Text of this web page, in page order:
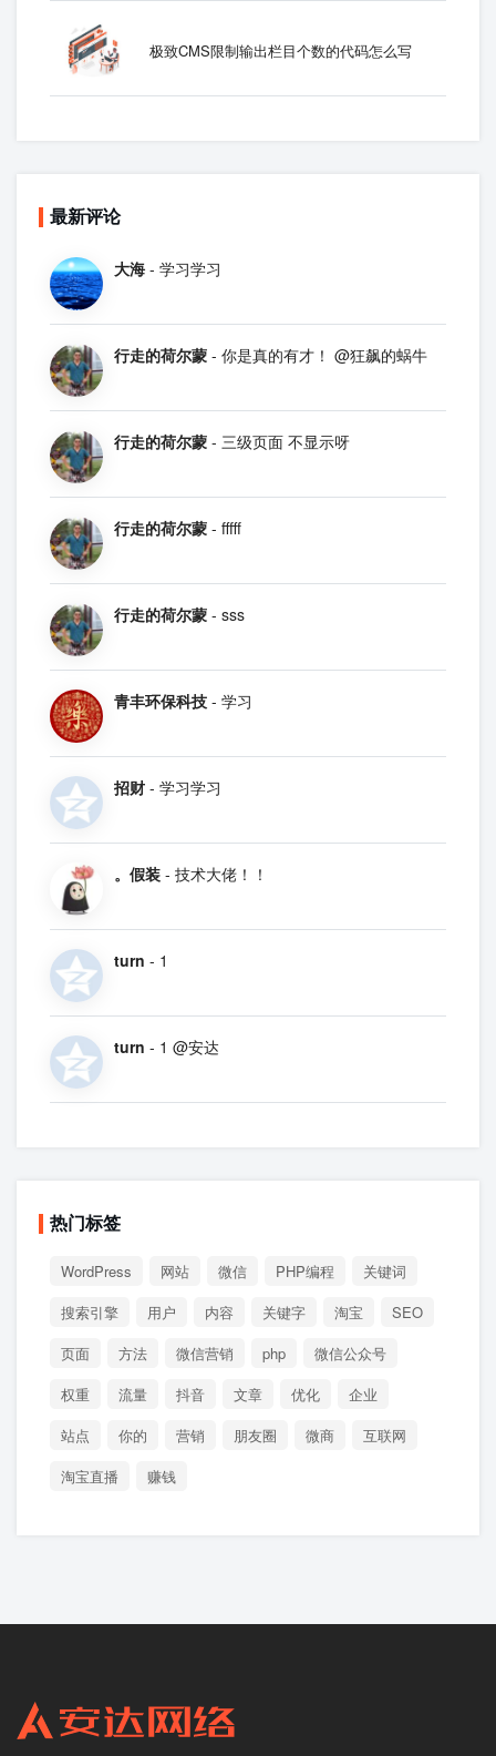
极致CMS限制输出栏目个数的代码怎么写
最新评论
大海 - 学习学习
行走的荷尔蒙 - 你是真的有才！ @狂飙的蜗牛
行走的荷尔蒙 - 三级页面 不显示呀
行走的荷尔蒙 - fffff
行走的荷尔蒙 - sss
青丰环保科技 - 学习
招财 - 学习学习
。假装 - 技术大佬！！
turn - 1
turn - 1 @安达
热门标签
WordPress 网站 微信 PHP编程
关键词
搜索引擎
用户 内容 关键字 淘宝
SEO
页面
方法 微信营销 php
微信公众号
权重
流量 抖音 文章 优化
企业
站点
你的 营销 朋友圈 微商
互联网
淘宝直播
赚钱